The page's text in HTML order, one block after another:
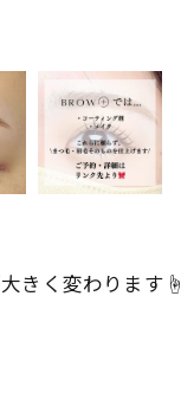
きく変わります☝️